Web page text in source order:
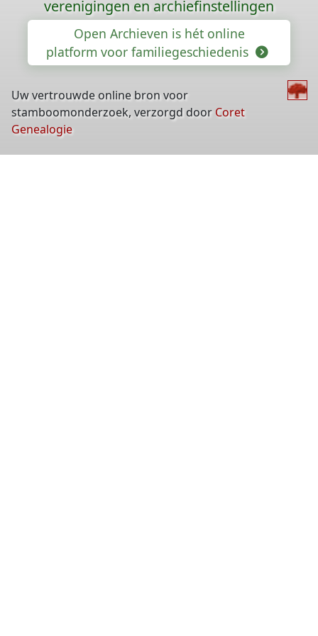
verenigingen en archiefinstellingen
Open Archieven is hét online
platform voor familiegeschiedenis
Uw vertrouwde online bron voor
stamboomonderzoek, verzorgd door Coret
Genealogie